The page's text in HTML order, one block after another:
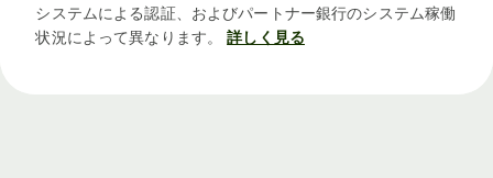
システムによる認証、およびパートナー銀行のシステム稼働
状況によって異なります。
詳しく見る